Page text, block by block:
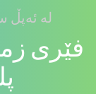
لە ئەپڵ
فێری